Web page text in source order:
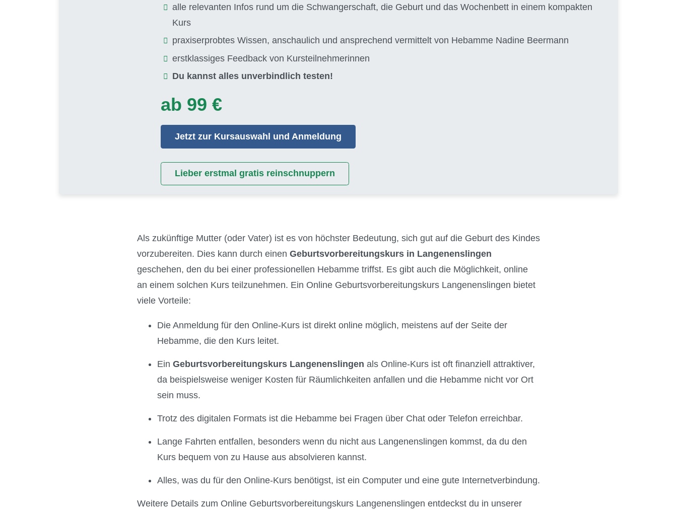
alle relevanten Infos rund um die Schwangerschaft, die Geburt und das Wochenbett in einem kompakten
Kurs
praxiserprobtes Wissen, anschaulich und ansprechend vermittelt von Hebamme Nadine Beermann
erstklassiges Feedback von Kursteilnehmerinnen
Du kannst alles unverbindlich testen!
ab 99 €
Jetzt zur Kursauswahl und Anmeldung
Lieber erstmal gratis reinschnuppern
Als zukünftige Mutter (oder Vater) ist es von höchster Bedeutung, sich gut auf die Geburt des Kindes
vorzubereiten. Dies kann durch einen Geburtsvorbereitungskurs in Langenenslingen
geschehen, den du bei einer professionellen Hebamme triffst. Es gibt auch die Möglichkeit, online
an einem solchen Kurs teilzunehmen. Ein Online Geburtsvorbereitungskurs Langenenslingen bietet
viele Vorteile:
Die Anmeldung für den Online-Kurs ist direkt online möglich, meistens auf der Seite der
Hebamme, die den Kurs leitet.
Ein Geburtsvorbereitungskurs Langenenslingen als Online-Kurs ist oft finanziell attraktiver,
da beispielsweise weniger Kosten für Räumlichkeiten anfallen und die Hebamme nicht vor Ort
sein muss.
Trotz des digitalen Formats ist die Hebamme bei Fragen über Chat oder Telefon erreichbar.
Lange Fahrten entfallen, besonders wenn du nicht aus Langenenslingen kommst, da du den
Kurs bequem von zu Hause aus absolvieren kannst.
Alles, was du für den Online-Kurs benötigst, ist ein Computer und eine gute Internetverbindung.
Weitere Details zum Online Geburtsvorbereitungskurs Langenenslingen entdeckst du in unserer